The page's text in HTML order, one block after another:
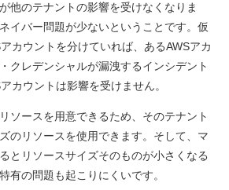
他のテナントの影響を受けなくなりま
イバー問題が少ないということです。仮
カウントを分けていれば、あるAWSアカ
クレデンシャルが漏洩するインシデント
カウントは影響を受けません。
ソースを用意できるため、そのテナント
のリソースを使用できます。そして、マ
とリソースサイズそのものが小さくなる
有の問題も起こりにくいです。